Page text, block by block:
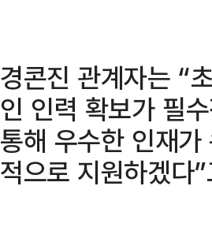
경콘진 관계자는 “
인 인력 확보가 필
통해 우수한 인재
적으로 지원하겠다